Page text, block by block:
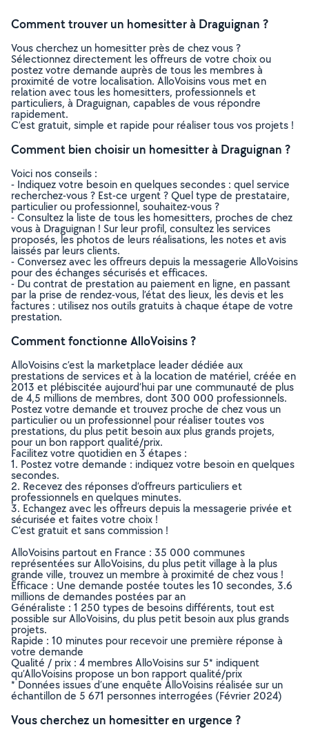
Comment trouver un homesitter à Draguignan ?
Vous cherchez un homesitter près de chez vous ?
Sélectionnez directement les offreurs de votre choix ou
postez votre demande auprès de tous les membres à
proximité de votre localisation. AlloVoisins vous met en
relation avec tous les homesitters, professionnels et
particuliers, à Draguignan, capables de vous répondre
rapidement.
C’est gratuit, simple et rapide pour réaliser tous vos projets !
Comment bien choisir un homesitter à Draguignan ?
Voici nos conseils :
- Indiquez votre besoin en quelques secondes : quel service
recherchez-vous ? Est-ce urgent ? Quel type de prestataire,
particulier ou professionnel, souhaitez-vous ?
- Consultez la liste de tous les homesitters, proches de chez
vous à Draguignan ! Sur leur profil, consultez les services
proposés, les photos de leurs réalisations, les notes et avis
laissés par leurs clients.
- Conversez avec les offreurs depuis la messagerie AlloVoisins
pour des échanges sécurisés et efficaces.
- Du contrat de prestation au paiement en ligne, en passant
par la prise de rendez-vous, l’état des lieux, les devis et les
factures : utilisez nos outils gratuits à chaque étape de votre
prestation.
Comment fonctionne AlloVoisins ?
AlloVoisins c’est la marketplace leader dédiée aux
prestations de services et à la location de matériel, créée en
2013 et plébiscitée aujourd’hui par une communauté de plus
de 4,5 millions de membres, dont 300 000 professionnels.
Postez votre demande et trouvez proche de chez vous un
particulier ou un professionnel pour réaliser toutes vos
prestations, du plus petit besoin aux plus grands projets,
pour un bon rapport qualité/prix.
Facilitez votre quotidien en 3 étapes :
1. Postez votre demande : indiquez votre besoin en quelques
secondes.
2. Recevez des réponses d’offreurs particuliers et
professionnels en quelques minutes.
3. Echangez avec les offreurs depuis la messagerie privée et
sécurisée et faites votre choix !
C’est gratuit et sans commission !
AlloVoisins partout en France : 35 000 communes
représentées sur AlloVoisins, du plus petit village à la plus
grande ville, trouvez un membre à proximité de chez vous !
Efficace : Une demande postée toutes les 10 secondes, 3.6
millions de demandes postées par an
Généraliste : 1 250 types de besoins différents, tout est
possible sur AlloVoisins, du plus petit besoin aux plus grands
projets.
Rapide : 10 minutes pour recevoir une première réponse à
votre demande
Qualité / prix : 4 membres AlloVoisins sur 5* indiquent
qu’AlloVoisins propose un bon rapport qualité/prix
* Données issues d’une enquête AlloVoisins réalisée sur un
échantillon de 5 671 personnes interrogées (Février 2024)
Vous cherchez un homesitter en urgence ?